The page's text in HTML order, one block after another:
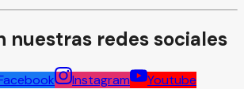
nuestras redes sociales
Instagram Youtube